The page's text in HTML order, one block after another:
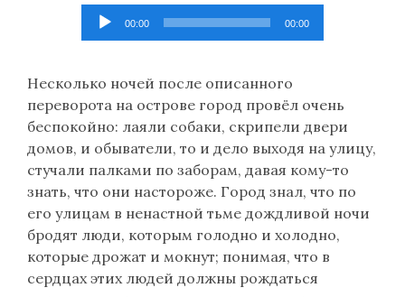
Lecteur00:00 00:00
Несколько ночей после описанного
переворота на острове город провёл очень
беспокойно: лаяли собаки, скрипели двери
домов, и обыватели, то и дело выходя на улицу,
стучали палками по заборам, давая кому-то
знать, что они настороже. Город знал, что по
его улицам в ненастной тьме дождливой ночи
бродят люди, которым голодно и холодно,
которые дрожат и мокнут; понимая, что в
сердцах этих людей должны рождаться